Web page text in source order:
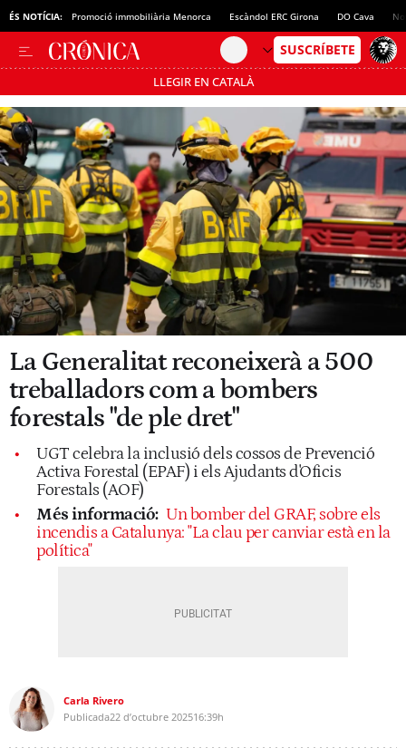
ÉS NOTÍCIA: Promoció immobiliària Menorca Escàndol ERC Girona DO Cava
LLEGIR EN CATALÀ
Passa’t al mode estalvi
La Generalitat reconeixerà a 500
treballadors com a bombers
forestals "de ple dret"
UGT celebra la inclusió dels cossos de Prevenció
Activa Forestal (EPAF) i els Ajudants d'Oficis
Forestals (AOF)
Més informació: Un bomber del GRAF, sobre els
incendis a Catalunya: "La clau per canviar està en la
política"
Carla Rivero
Publicada22 d’octubre 202516:39h